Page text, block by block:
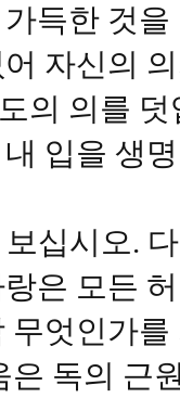
득한 것
자신의
의 의를
입을 생
보십시오.
은 모든
무엇인가
은 독의 근